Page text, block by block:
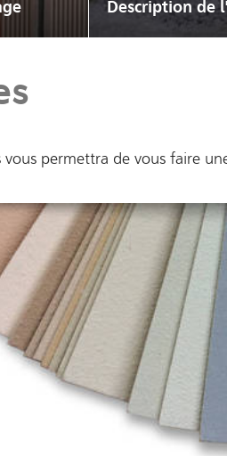
Ancien crépi
permettra de vous faire